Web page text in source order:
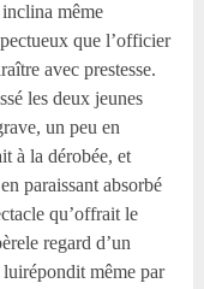
même
que l’officier
avec prestesse.
les deux jeunes
un peu en
à la dérobée, et
paraissant absorbé
qu’offrait le
regard d’un
même par